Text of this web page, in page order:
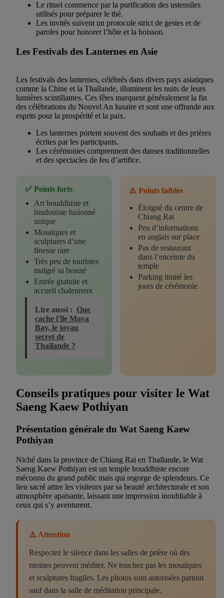
Le rituel commence par la purification des ustensiles
utilisés pour préparer le thé.
Les invités suivent un protocole strict de gestes et de
paroles pour honorer l’hôte et la boisson.
Les Festivals des Lanternes en Asie
Les festivals des lanternes, célébrés dans divers pays asiatiques
comme la Chine et la Thaïlande, illuminent les nuits de leurs
lumières scintillantes. Ces fêtes marquent généralement la fin
des célébrations du Nouvel An lunaire et sont une offrande aux
esprits pour la prospérité et la paix.
Les lanternes portent souvent des souhaits et des prières
écrites par les participants.
Les cérémonies comprennent des danses traditionnelles
et des spectacles de feu d’artifice.
✅ Points forts
Art bouddhiste et
hindouiste fusionné
unique
Mosaïques et
sculptures d’une
finesse rare
Très peu de touristes
malgré sa beauté
Entrée gratuite et
accueil chaleureux
Lire aussi : Que
cache l'île Maya
Bay, le joyau
secret de
Thaïlande ?
⚠️ Points faibles
Éloigné du centre de
Chiang Rai
Peu d’informations
en anglais sur place
Pas de restaurant
dans l’enceinte du
temple
Parking limité les
jours de cérémonie
Conseils pratiques pour visiter le Wat
Saeng Kaew Pothiyan
Présentation générale du Wat Saeng Kaew
Pothiyan
Niché dans la province de Chiang Rai en Thaïlande, le Wat
Saeng Kaew Pothiyan est un temple bouddhiste encore
méconnu du grand public mais qui regorge de splendeurs. Ce
lieu sacré attire les visiteurs par sa beauté architecturale et son
atmosphère apaisante, laissant une impression inoubliable à
ceux qui s’y aventurent.
⚠️ Attention
Respectez le silence dans les salles de prière où des
moines peuvent méditer. Ne touchez pas les mosaïques
et sculptures fragiles. Les photos sont autorisées partout
sauf dans la salle de méditation principale.